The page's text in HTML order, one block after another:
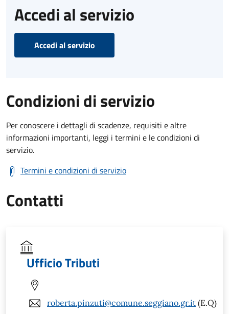
Accedi al servizio
Accedi al servizio
Condizioni di servizio
Per conoscere i dettagli di scadenze, requisiti e altre
informazioni importanti, leggi i termini e le condizioni di
servizio.
Termini e condizioni di servizio
Contatti
Ufficio Tributi
roberta.pinzuti@comune.seggiano.gr.it (E.Q)